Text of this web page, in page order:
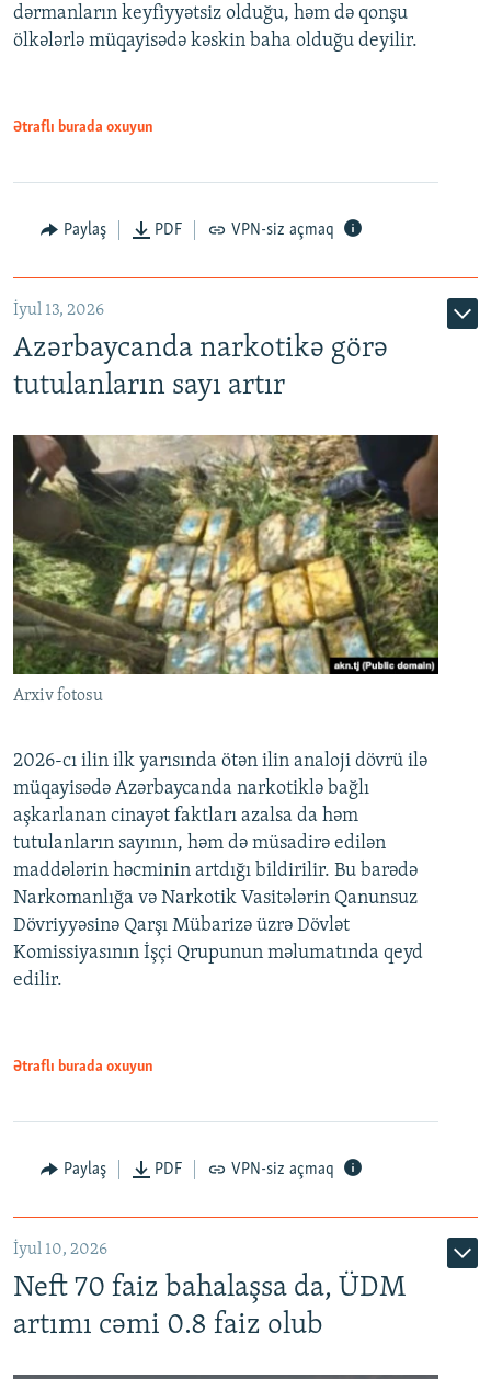
dərmanların keyfiyyətsiz olduğu, həm də qonşu
ölkələrlə müqayisədə kəskin baha olduğu deyilir.
Ətraflı burada oxuyun
Paylaş PDF VPN-siz açmaq
İyul 13, 2026
Azərbaycanda narkotikə görə
tutulanların sayı artır
Arxiv fotosu
2026-cı ilin ilk yarısında ötən ilin analoji dövrü ilə
müqayisədə Azərbaycanda narkotiklə bağlı
aşkarlanan cinayət faktları azalsa da həm
tutulanların sayının, həm də müsadirə edilən
maddələrin həcminin artdığı bildirilir. Bu barədə
Narkomanlığa və Narkotik Vasitələrin Qanunsuz
Dövriyyəsinə Qarşı Mübarizə üzrə Dövlət
Komissiyasının İşçi Qrupunun məlumatında qeyd
edilir.
Ətraflı burada oxuyun
Paylaş PDF VPN-siz açmaq
İyul 10, 2026
Neft 70 faiz bahalaşsa da, ÜDM
artımı cəmi 0.8 faiz olub